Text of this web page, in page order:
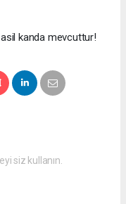
kanda mevcuttur!
siz kullanın.